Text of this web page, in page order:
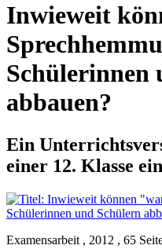
Inwieweit
Schülerinnen
abbauen?
Ein
einer 12. Klasse
Examensarbeit , 2012 , 65